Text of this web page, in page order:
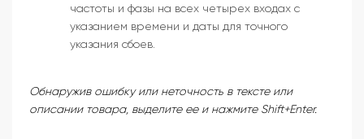
частоты и фазы на всех четырех входах с
указанием времени и даты для точного
указания сбоев.
Обнаружив ошибку или неточность в тексте или
описании товара, выделите ее и нажмите Shift+Enter.